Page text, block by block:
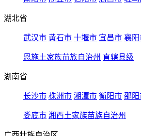
湖北省
武汉市 黄石市 十堰市 宜昌市 襄阳
恩施土家族苗族自治州 直辖县级
湖南省
长沙市 株洲市 湘潭市 衡阳市 邵阳
娄底市 湘西土家族苗族自治州